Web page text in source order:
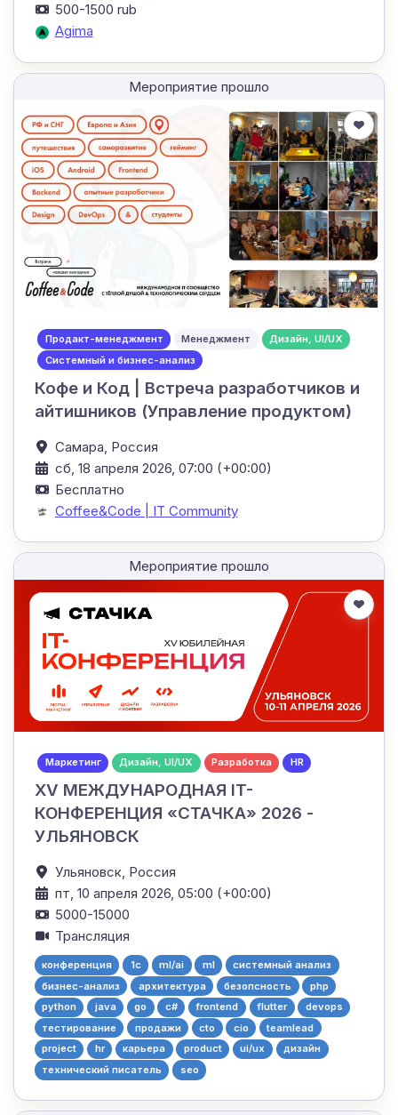
500-1500 rub
Agima
Мероприятие прошло
Продакт-менеджмент Менеджмент
Дизайн, UI/UX
Системный и бизнес-анализ
Кофе и Код | Встреча разработчиков и
айтишников (Управление продуктом)
Самара, Россия
сб, 18 апреля 2026, 07:00 (+00:00)
Бесплатно
Coffee&Code | IT Community
Мероприятие прошло
Маркетинг Дизайн, UI/UX Разработка HR
XV МЕЖДУНАРОДНАЯ IT-
КОНФЕРЕНЦИЯ «СТАЧКА» 2026 -
УЛЬЯНОВСК
Ульяновск, Россия
пт, 10 апреля 2026, 05:00 (+00:00)
5000-15000
Трансляция
конференция 1с ml/ai ml
системный анализ
бизнес-анализ
архитектура безопсность
php
python
java go c# frontend flutter
devops
тестирование
продажи cto cio
teamlead
project
hr карьера product ui/ux
дизайн
технический писатель
seo